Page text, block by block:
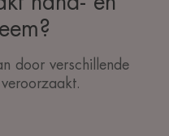
door verschillende